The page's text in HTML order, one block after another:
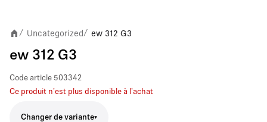
/ Uncategorized / ew 312 G3
ew 312 G3
Code article 503342
Ce produit n'est plus disponible à l'achat
Changer de variante